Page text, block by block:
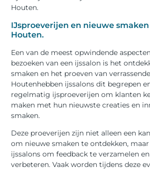
Houten.
IJsproeverijen en nieuwe
Houten.
Een van de meest opwindende
bezoeken van een ijssalon is het
smaken en het proeven van
Houtenhebben ijssalons dit begrepen
regelmatig ijsproeverijen om klanten
maken met hun nieuwste creaties en
smaken.
Deze proeverijen zijn niet alleen een
om nieuwe smaken te ontdekken,
ijssalons om feedback te verzamelen
verbeteren. Vaak worden tijdens deze